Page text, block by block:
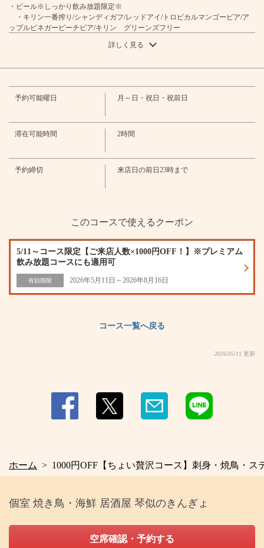
・ビール※しっかり飲み放題限定※
・キリン一番搾り/シャンディガフ/レッドアイ/トロピカルマンゴービア/ア
ップルビネガーピーチビア/キリン グリーンズフリー
・ハイボール/コークハイボール/ジンジャーハイボール
・濃厚梅酒
・ウーロンハイ／綾鷹 緑茶ハイ／ジャスミンハイ/午後の紅茶 無糖ハイ/
レモンサワー／カルピスサワー／グレープフルーツサワー/トマトハイ/パイン
・ビネガーサワー
・リンゴ酢サワー/リンゴ酢×白桃ミックスサワー/×マンゴーミックスサワ
・リンゴ酢ハイボール/リンゴ酢×白桃ミックスハイボール/×マンゴーミック
ダ/ゆずはちみつソーダ黒酢ぶどう＆ベリーミックスソーダ
・小徳利
・焼酎（ロック・水割り・お湯割り）
・甲類焼酎/麦焼酎/芋焼酎
・カクテル
・カシスソーダ／カシスオレンジ/カシスウーロン/クーニャン/ファジーネー
ブル
詳しく見る
予約可能曜日 月～日・祝日・祝前日
滞在可能時間 2時間
予約締切 来店日の前日23時まで
このコースで使えるクーポン
5/11～コース限定【ご来店人数×1000円OFF！】※プレミアム
飲み放題コースにも適用可
有効期限 2026年5月11日～2026年8月16日
コース一覧へ戻る
2026/05/11 更新
ホーム 1000円OFF【ちょい贅沢コース】刺身・焼鳥・
お店情報をコピー
個室 焼き鳥・海鮮 居酒屋 琴似のきんぎょ
空席確認・予約する